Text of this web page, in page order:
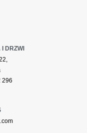
DRZWI
296